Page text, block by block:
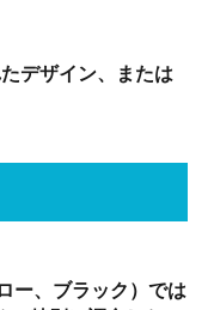
デザイン、または
ー、ブラック）では